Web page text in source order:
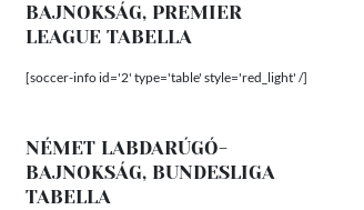
BAJNOKSÁG, PREMIER
LEAGUE TABELLA
[soccer-info id='2' type='table' style='red_light' /]
NÉMET LABDARÚGÓ-
BAJNOKSÁG, BUNDESLIGA
TABELLA